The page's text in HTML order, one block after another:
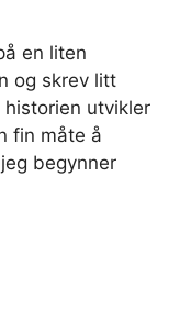
en liten
og skrev litt
utvikler
fin måte å
begynner